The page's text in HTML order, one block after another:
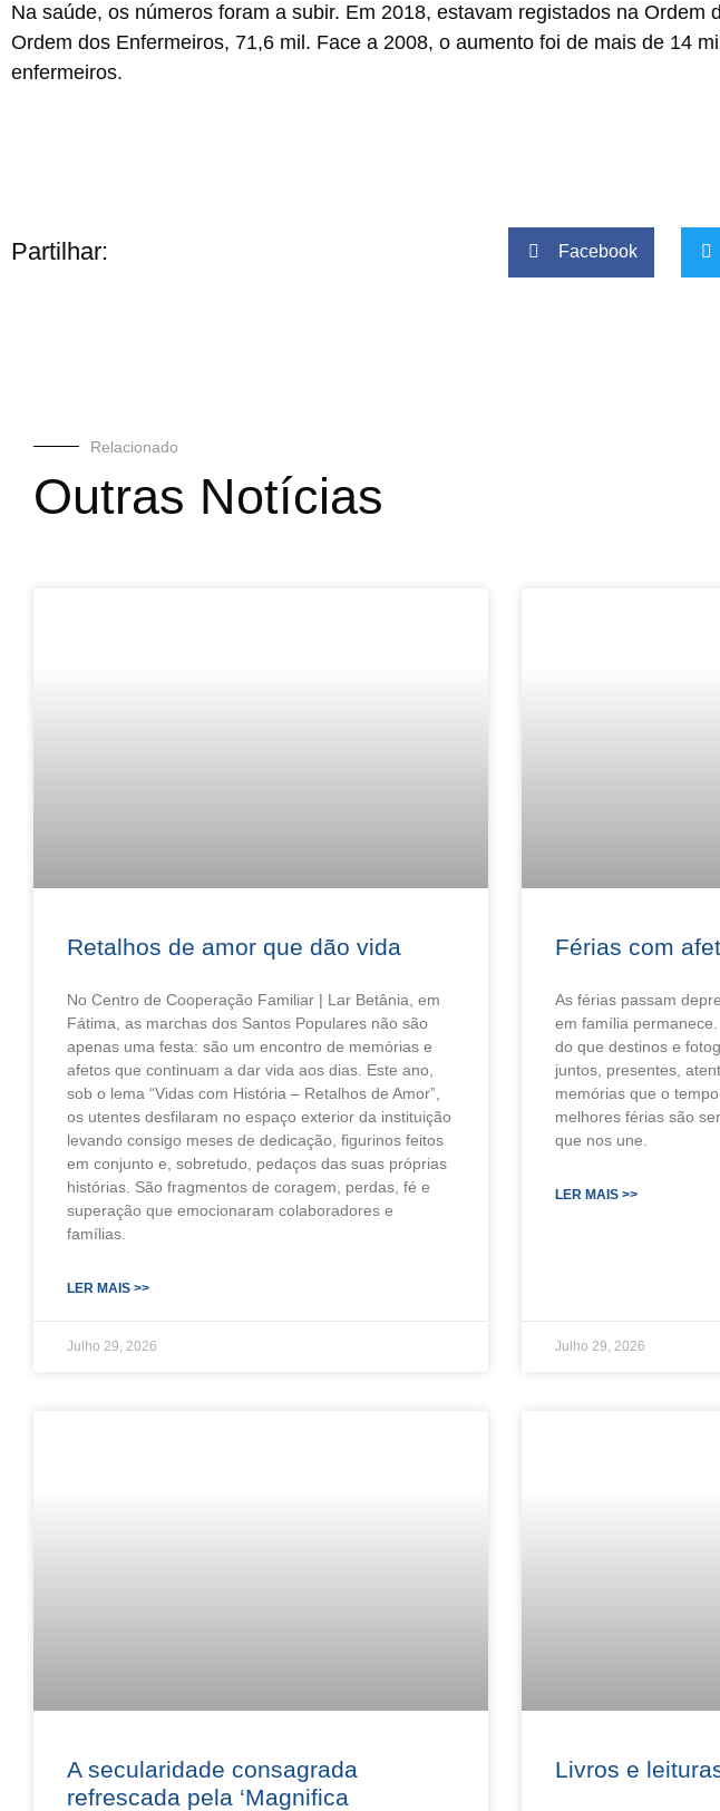
Na saúde, os números foram a subir. Em 2018, estavam registados na Ordem
Ordem dos Enfermeiros, 71,6 mil. Face a 2008, o aumento foi de mais de 14
enfermeiros.
Partilhar: Facebook
Relacionado
Outras Notícias
Retalhos de amor que dão vida
No Centro de Cooperação Familiar | Lar Betânia, em
Fátima, as marchas dos Santos Populares não são
apenas uma festa: são um encontro de memórias e
afetos que continuam a dar vida aos dias. Este ano,
sob o lema “Vidas com História – Retalhos de Amor”,
os utentes desfilaram no espaço exterior da instituição
levando consigo meses de dedicação, figurinos feitos
em conjunto e, sobretudo, pedaços das suas próprias
histórias. São fragmentos de coragem, perdas, fé e
superação que emocionaram colaboradores e
famílias.
LER MAIS >>
Julho 29, 2026
Férias com
As férias passam
em família
do que destinos e
juntos, presentes,
memórias que o
melhores férias são
que nos une.
LER MAIS >>
Julho 29, 2026
A secularidade consagrada
refrescada pela ‘Magnifica
Livros e